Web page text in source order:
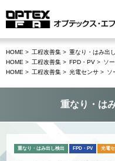
HOME 工程改善集 重なり・はみ出
HOME
工程改善集 FPD・PV
ソ
HOME
工程改善集 光電センサ ソ
重なり・は
重なり・はみ出し検出 FPD・PV 光電